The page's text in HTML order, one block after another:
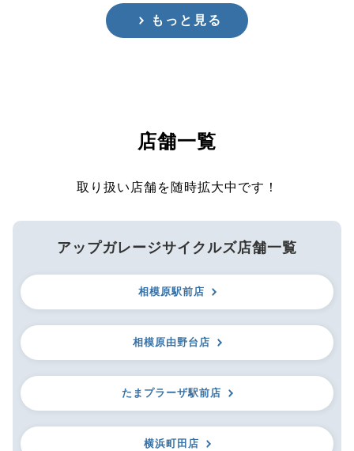
もっと見る
店舗一覧
取り扱い店舗を随時拡大中です！
アップガレージサイクルズ店舗一覧
相模原駅前店
相模原由野台店
たまプラーザ駅前店
横浜町田店